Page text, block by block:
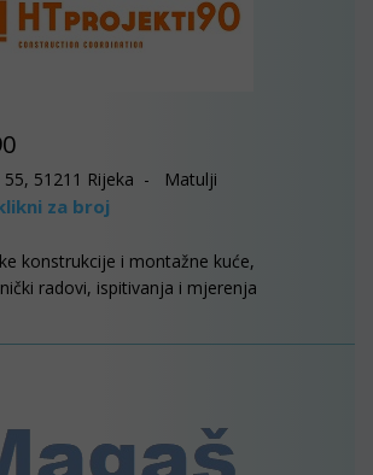
55, 51211 Rijeka - Matulji
za broj
konstrukcije i montažne kuće,
radovi, ispitivanja i mjerenja